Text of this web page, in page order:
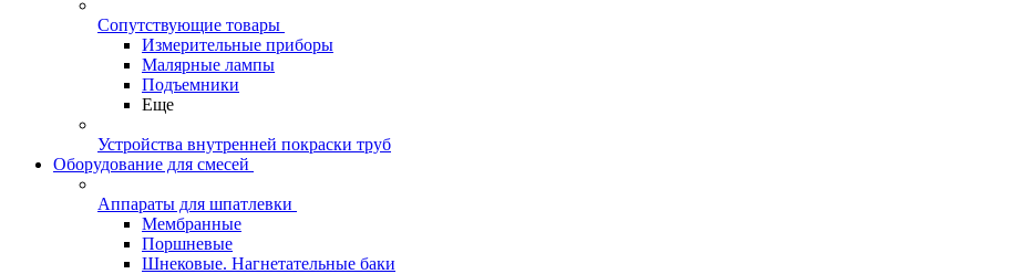
Сопутствующие товары
Измерительные приборы
Малярные лампы
Подъемники
Еще
Устройства внутренней покраски труб
Оборудование для смесей
Аппараты для шпатлевки
Мембранные
Поршневые
Шнековые. Нагнетательные баки